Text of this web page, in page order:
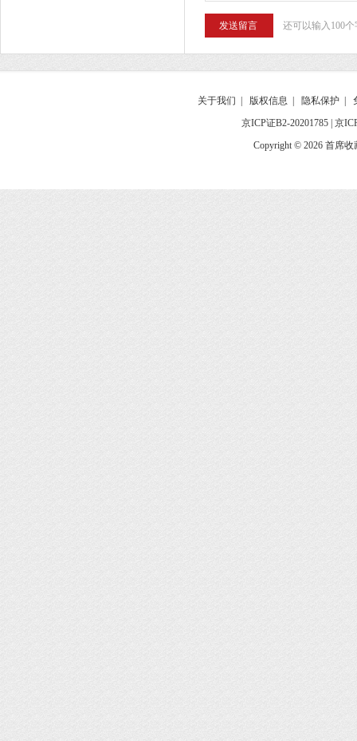
还可以输入100个
关于我们 版权信息 隐私保护
京ICP证B2-20201785 京
Copyright © 2026 首席收